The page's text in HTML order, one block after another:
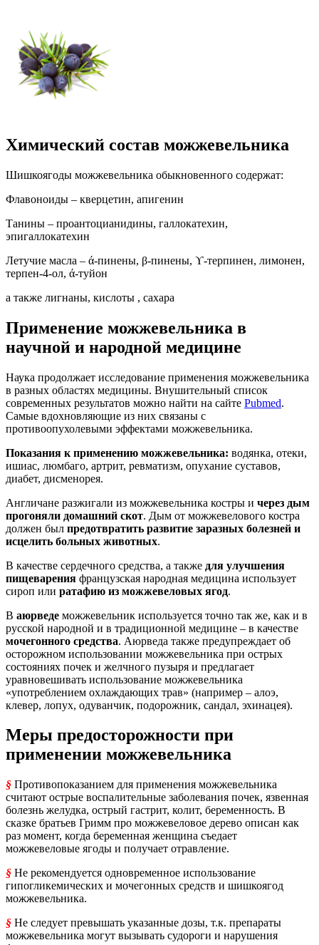
Химический состав можжевельника​
Шишкоягоды можжевельника обыкновенного содержат:
Флавоноиды – кверцетин, апигенин
Танины – проантоцианидины, галлокатехин,
эпигаллокатехин
Летучие масла – ά-пинены, β-пинены, ϒ-терпинен, лимонен,
терпен-4-ол, ά-туйон
а также лигнаны, кислоты , сахара
Применение можжевельника в
научной и народной медицине
Наука продолжает исследование применения можжевельника
в разных областях медицины. Внушительный список
современных результатов можно найти на сайте Pubmed.
Самые вдохновляющие из них связаны с
противоопухолевыми эффектами можжевельника.
Показания к применению можжевельника: водянка, отеки,
ишиас, люмбаго, артрит, ревматизм, опухание суставов,
диабет, дисменорея.
Англичане разжигали из можжевельника костры и через дым
прогоняли домашний скот. Дым от можжевелового костра
должен был предотвратить развитие заразных болезней и
исцелить больных животных.
В качестве сердечного средства, а также для улучшения
пищеварения французская народная медицина использует
сироп или ратафию из можжевеловых ягод.
В аюрведе можжевельник используется точно так же, как и в
русской народной и в традиционной медицине – в качестве
мочегонного средства. Аюрведа также предупреждает об
осторожном использовании можжевельника при острых
состояниях почек и желчного пузыря и предлагает
уравновешивать использование можжевельника
«употреблением охлаждающих трав» (например – алоэ,
клевер, лопух, одуванчик, подорожник, сандал, эхинацея).
Меры предосторожности при
применении можжевельника
§ Противопоказанием для применения можжевельника
считают острые воспалительные заболевания почек, язвенная
болезнь желудка, острый гастрит, колит, беременность. В
сказке братьев Гримм про можжевеловое дерево описан как
раз момент, когда беременная женщина съедает
можжевеловые ягоды и получает отравление.
§ Не рекомендуется одновременное использование
гипогликемических и мочегонных средств и шишкоягод
можжевельника.
§ Не следует превышать указанные дозы, т.к. препараты
можжевельника могут вызывать судороги и нарушения